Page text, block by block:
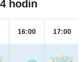
hodin
16:00 17:00